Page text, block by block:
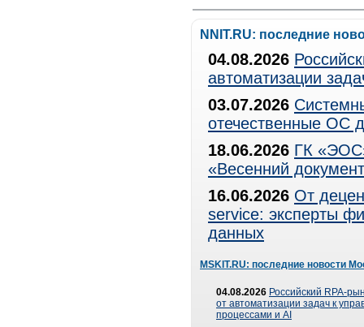
NNIT.RU: последние
04.08.2026
автоматизации
03.07.2026
отечественные ОС
18.06.2026 ГК
«Весенний
16.06.2026 От
service: эксперты
данных
MSKIT.RU: последние новости
04.08.2026 Российский RPA-
от автоматизации задач к
процессами и AI